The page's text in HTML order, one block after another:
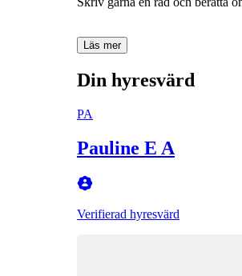
Läs mer
Din hyresvärd
PA
Pauline E A
Verifierad hyresvärd